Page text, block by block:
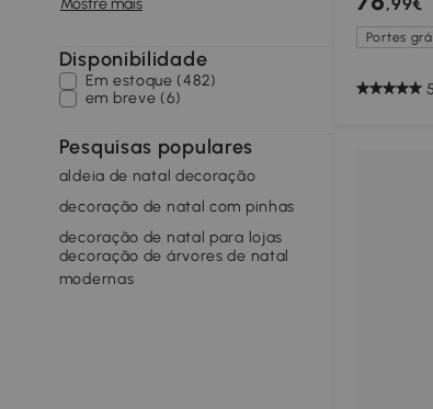
Mostre mais
Disponibilidade
Em estoque (482)
em breve (6)
Pesquisas populares
aldeia de natal decoração
decoração de natal com pinhas
decoração de natal para lojas
decoração de árvores de natal
modernas
Creme
Portes
5